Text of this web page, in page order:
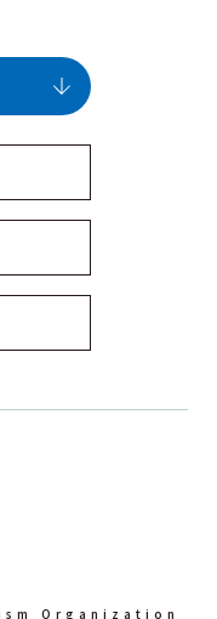
Organization